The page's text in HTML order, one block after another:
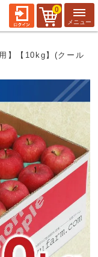
0
】【10kg】(クール